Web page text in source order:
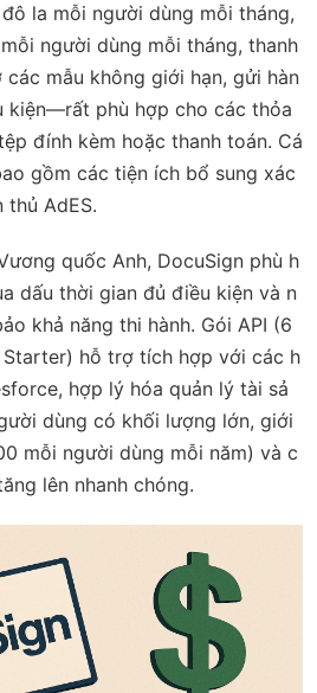
la mỗi người dùng mỗi tháng,
người dùng mỗi tháng, thanh
mẫu không giới hạn, gửi hàn
kiện—rất phù hợp cho các thỏa
đính kèm hoặc thanh toán. Cá
gồm các tiện ích bổ sung xác
AdES.
quốc Anh, DocuSign phù h
dấu thời gian đủ điều kiện và n
khả năng thi hành. Gói API (6
hỗ trợ tích hợp với các h
hợp lý hóa quản lý tài sả
dùng có khối lượng lớn, giới
mỗi người dùng mỗi năm) và c
lên nhanh chóng.